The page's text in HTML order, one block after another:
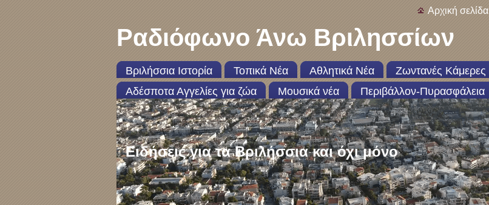
Αρχική σελίδα
Ραδιόφωνο Άνω Βριλησσίων
Βριλήσσια Ιστορία Τοπικά Νέα Αθλητικά Νέα Ζωντανές Κάμερες
Αδέσποτα Αγγελίες για ζώα
Μουσικά νέα Περιβάλλον-Πυρασφάλεια
Ειδήσεις για τα Βριλήσσια και όχι μόνο